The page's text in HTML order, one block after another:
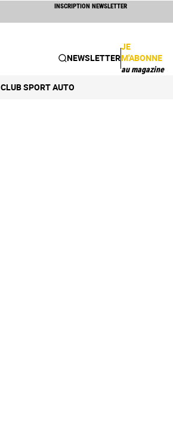
INSCRIPTION NEWSLETTER
NEWSLETTER
JE
M'ABONNE
au magazine
CLUB SPORT AUTO